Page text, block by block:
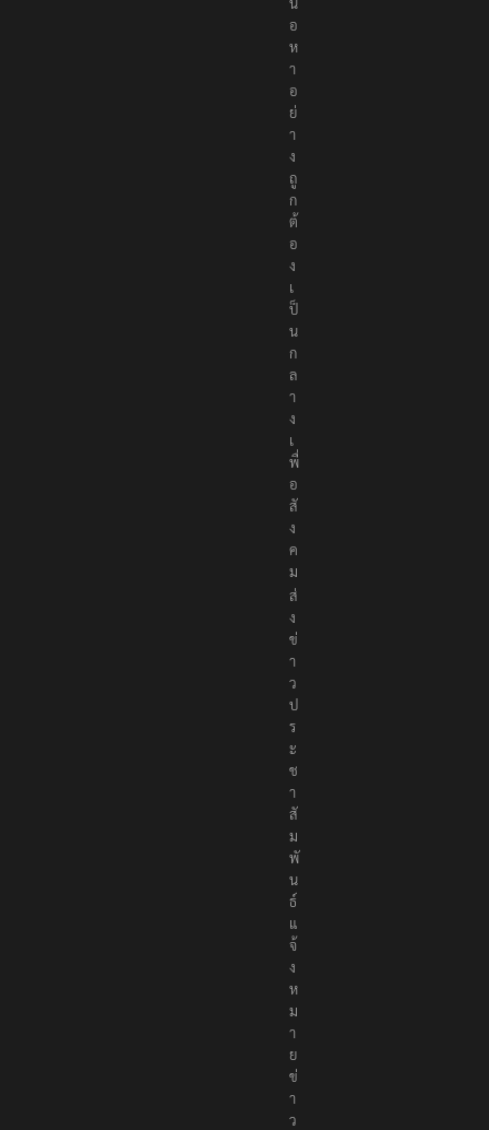
ห
า
อ
ย่
า
ง
ถู
ก
ต้
อ
ง
เ
ป็
น
ก
ล
า
ง
เ
พื่
อ
สั
ง
ค
ม
ส่
ง
ข่
า
ว
ป
ร
ะ
ช
า
สั
ม
พั
น
ธ์
แ
จ้
ง
ห
ม
า
ย
ข่
า
ว
ห